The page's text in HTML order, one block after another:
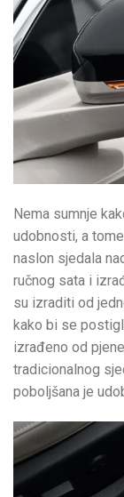
Nema sumnje
udobnosti, a
naslon sjedala
ručnog sata i
su izraditi od
kako bi se
izrađeno od
tradicionalnog
poboljšana je